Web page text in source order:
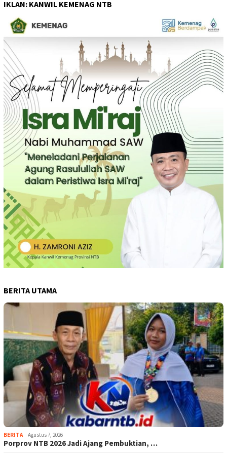
IKLAN: KANWIL KEMENAG NTB
BERITA UTAMA
BERITA Agustus 7, 2026
Porprov NTB 2026 Jadi Ajang Pembuktian, …